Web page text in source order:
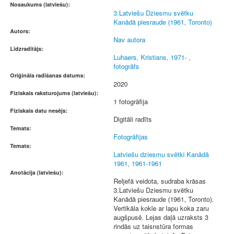
Nosaukums (latviešu):
3.Latviešu Dziesmu svētku
Kanādā piesraude (1961, Toronto)
Autors:
Nav autora
Līdzradītājs:
Luhaers, Kristians, 1971- ,
fotogrāfs
Oriģināla radīšanas datums:
2020
Fiziskais raksturojums (latviešu):
1 fotogrāfija
Fiziskais datu nesējs:
Digitāli radīts
Temats:
Fotogrāfijas
Temats:
Latviešu dziesmu svētki Kanādā
1961, 1961-1961
Anotācija (latviešu):
Reljefā veidota, sudraba krāsas
3.Latviešu Dziesmu svētku
Kanādā piesraude (1961, Toronto).
Vertikāla kokle ar lapu koka zaru
augšpusē. Lejas daļā uzraksts 3
rindās uz taisnstūra formas